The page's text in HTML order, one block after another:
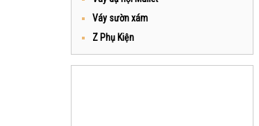
Váy sườn xám
Z Phụ Kiện